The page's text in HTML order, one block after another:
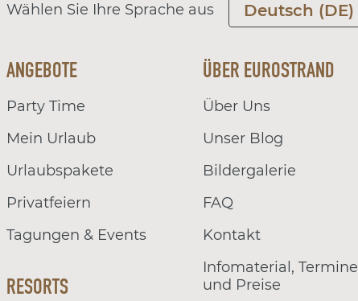
Wählen Sie Ihre Sprache aus Deutsch (DE)
ANGEBOTE
Party Time
Mein Urlaub
Urlaubspakete
Privatfeiern
Tagungen & Events
RESORTS
ÜBER EUROSTRAND
Über Uns
Unser Blog
Bildergalerie
FAQ
Kontakt
Infomaterial, Termine
und Preise